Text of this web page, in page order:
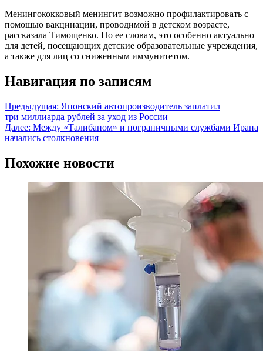
Менингококковый менингит возможно профилактировать с
помощью вакцинации, проводимой в детском возрасте,
рассказала Тимощенко. По ее словам, это особенно актуально
для детей, посещающих детские образовательные учреждения,
а также для лиц со сниженным иммунитетом.
Навигация по записям
Предыдущая: Японский автопроизводитель заплатил
три миллиарда рублей за уход из России
Далее: Между «Талибаном» и пограничными службами Ирана
начались столкновения
Похожие новости